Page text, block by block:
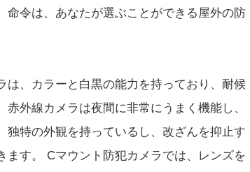
命令は、あなたが選ぶことができる屋外の防
、カラーと白黒の能力を持っており、耐候
外線カメラは夜間に非常にうまく機能し、
独特の外観を持っているし、改ざんを抑止す
ます。 Cマウント防犯カメラでは、レンズを